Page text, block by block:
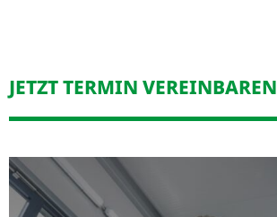
JETZT TERMIN VEREINBAREN